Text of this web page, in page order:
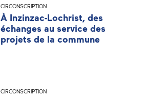
CIRCONSCRIPTION
À Inzinzac-Lochrist, des
échanges au service des
projets de la commune
CIRCONSCRIPTION